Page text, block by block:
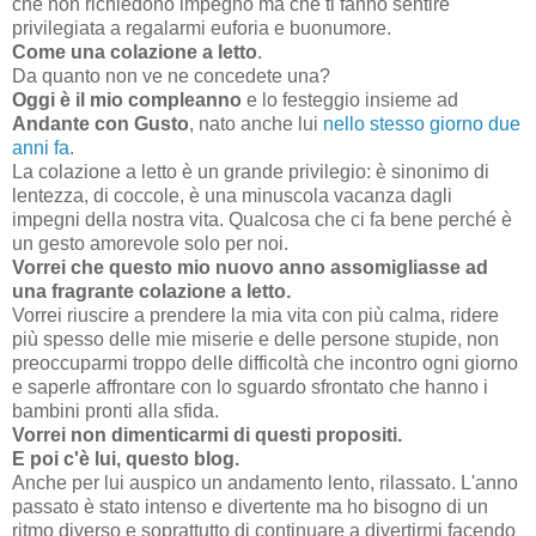
privilegiata a regalarmi euforia e buonumore.
Come una colazione a letto.
Da quanto non ve ne concedete una?
Oggi è il mio compleanno e lo festeggio insieme ad
Andante con Gusto, nato anche lui nello stesso giorno due
anni fa.
La colazione a letto è un grande privilegio: è sinonimo di
lentezza, di coccole, è una minuscola vacanza dagli
impegni della nostra vita. Qualcosa che ci fa bene perché è
un gesto amorevole solo per noi.
Vorrei che questo mio nuovo anno assomigliasse ad
una fragrante colazione a letto.
Vorrei riuscire a prendere la mia vita con più calma, ridere
più spesso delle mie miserie e delle persone stupide, non
preoccuparmi troppo delle difficoltà che incontro ogni giorno
e saperle affrontare con lo sguardo sfrontato che hanno i
bambini pronti alla sfida.
Vorrei non dimenticarmi di questi propositi.
E poi c'è lui, questo blog.
Anche per lui auspico un andamento lento, rilassato. L'anno
passato è stato intenso e divertente ma ho bisogno di un
ritmo diverso e soprattutto di continuare a divertirmi facendo